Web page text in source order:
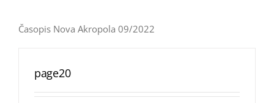
Časopis Nova Akropola 09/2022
page20